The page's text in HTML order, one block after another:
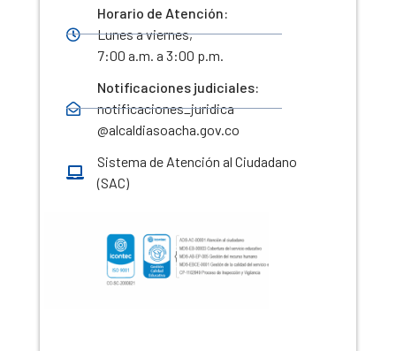
Horario de Atención:
Lunes a viernes,
7:00 a.m. a 3:00 p.m.
Notificaciones judiciales:
notificaciones_juridica
@alcaldiasoacha.gov.co
Sistema de Atención al Ciudadano
(SAC)